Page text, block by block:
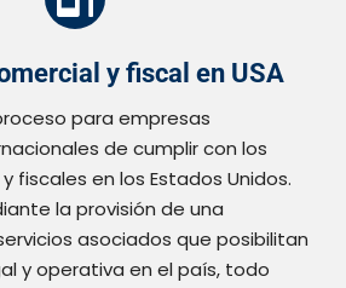
y fiscal en USA
para empresas
de cumplir con los
fiscales en los Estados Unidos.
la provisión de una
asociados que posibilitan
y operativa en el país, todo